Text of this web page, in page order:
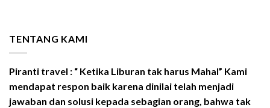
TENTANG KAMI
Piranti travel : “ Ketika Liburan tak harus Mahal” Kami
mendapat respon baik karena dinilai telah menjadi
jawaban dan solusi kepada sebagian orang, bahwa tak